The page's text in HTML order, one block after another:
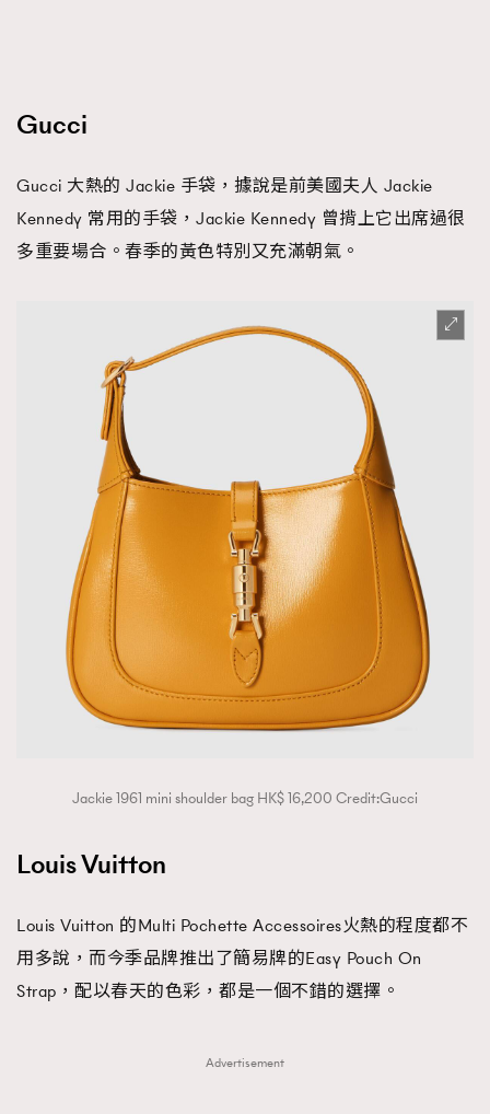
Gucci
Gucci 大熱的 Jackie 手袋，據說是前美國夫人 Jackie
Kennedy 常用的手袋，Jackie Kennedy 曾揹上它出席過很
多重要場合。春季的黃色特別又充滿朝氣。
Jackie 1961 mini shoulder bag HK$ 16,200 Credit:Gucci
Louis Vuitton
Louis Vuitton 的Multi Pochette Accessoires火熱的程度都不
用多說，而今季品牌推出了簡易牌的Easy Pouch On
Strap，配以春天的色彩，都是一個不錯的選擇。
Advertisement